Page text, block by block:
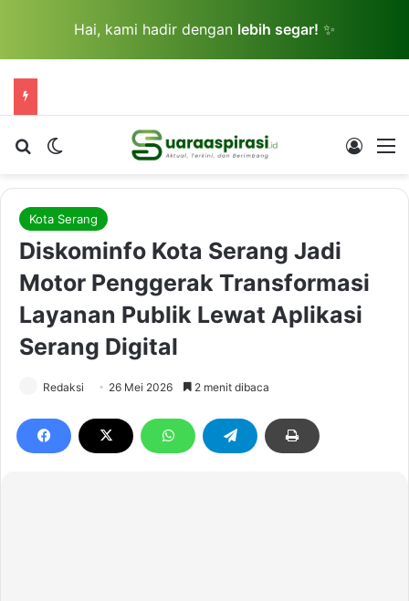
Hai, kami hadir dengan lebih segar! ✨
Cari berita...Switch skin Log In
Kota Serang
Diskominfo Kota Serang Jadi
Motor Penggerak Transformasi
Layanan Publik Lewat Aplikasi
Serang Digital
Redaksi 26 Mei 2026 2 menit dibaca